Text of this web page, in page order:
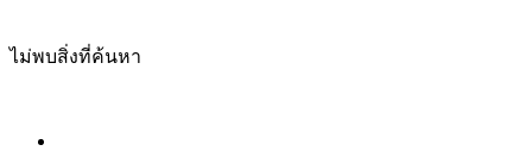
ไม่พบสิ่งที่ค้นหา